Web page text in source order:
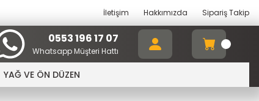
İletişim Hakkımızda Sipariş Takip
0553 196 17 07
Whatsapp Müşteri Hattı
YAĞ VE ÖN DÜZEN